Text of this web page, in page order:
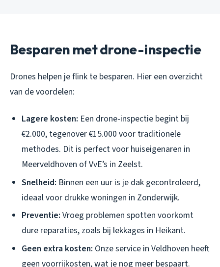
Besparen met drone-inspectie
Drones helpen je flink te besparen. Hier een overzicht
van de voordelen:
Lagere kosten: Een drone-inspectie begint bij
€2.000, tegenover €15.000 voor traditionele
methodes. Dit is perfect voor huiseigenaren in
Meerveldhoven of VvE’s in Zeelst.
Snelheid: Binnen een uur is je dak gecontroleerd,
ideaal voor drukke woningen in Zonderwijk.
Preventie: Vroeg problemen spotten voorkomt
dure reparaties, zoals bij lekkages in Heikant.
Geen extra kosten: Onze service in Veldhoven heeft
geen voorrijkosten, wat je nog meer bespaart.